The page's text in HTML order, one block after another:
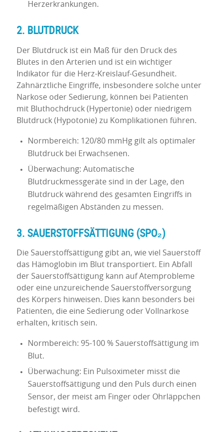
Herzerkrankungen.
2. BLUTDRUCK
Der Blutdruck ist ein Maß für den Druck des
Blutes in den Arterien und ist ein wichtiger
Indikator für die Herz-Kreislauf-Gesundheit.
Zahnärztliche Eingriffe, insbesondere solche unter
Narkose oder Sedierung, können bei Patienten
mit Bluthochdruck (Hypertonie) oder niedrigem
Blutdruck (Hypotonie) zu Komplikationen führen.
Normbereich: 120/80 mmHg gilt als optimaler
Blutdruck bei Erwachsenen.
Überwachung: Automatische
Blutdruckmessgeräte sind in der Lage, den
Blutdruck während des gesamten Eingriffs in
regelmäßigen Abständen zu messen.
3. SAUERSTOFFSÄTTIGUNG (SPO₂)
Die Sauerstoffsättigung gibt an, wie viel Sauerstoff
das Hämoglobin im Blut transportiert. Ein Abfall
der Sauerstoffsättigung kann auf Atemprobleme
oder eine unzureichende Sauerstoffversorgung
des Körpers hinweisen. Dies kann besonders bei
Patienten, die eine Sedierung oder Vollnarkose
erhalten, kritisch sein.
Normbereich: 95-100 % Sauerstoffsättigung im
Blut.
Überwachung: Ein Pulsoximeter misst die
Sauerstoffsättigung und den Puls durch einen
Sensor, der meist am Finger oder Ohrläppchen
befestigt wird.